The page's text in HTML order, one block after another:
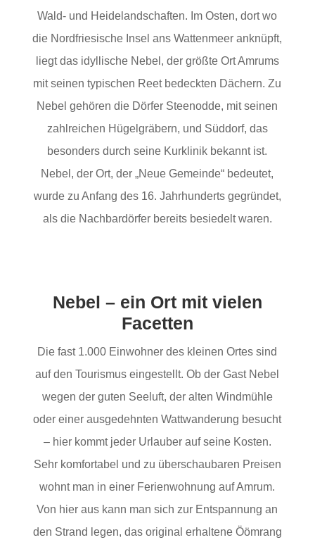
Wald- und Heidelandschaften. Im Osten, dort wo
die Nordfriesische Insel ans Wattenmeer anknüpft,
liegt das idyllische Nebel, der größte Ort Amrums
mit seinen typischen Reet bedeckten Dächern. Zu
Nebel gehören die Dörfer Steenodde, mit seinen
zahlreichen Hügelgräbern, und Süddorf, das
besonders durch seine Kurklinik bekannt ist.
Nebel, der Ort, der „Neue Gemeinde“ bedeutet,
wurde zu Anfang des 16. Jahrhunderts gegründet,
als die Nachbardörfer bereits besiedelt waren.
Nebel – ein Ort mit vielen
Facetten
Die fast 1.000 Einwohner des kleinen Ortes sind
auf den Tourismus eingestellt. Ob der Gast Nebel
wegen der guten Seeluft, der alten Windmühle
oder einer ausgedehnten Wattwanderung besucht
– hier kommt jeder Urlauber auf seine Kosten.
Sehr komfortabel und zu überschaubaren Preisen
wohnt man in einer Ferienwohnung auf Amrum.
Von hier aus kann man sich zur Entspannung an
den Strand legen, das original erhaltene Öömrang